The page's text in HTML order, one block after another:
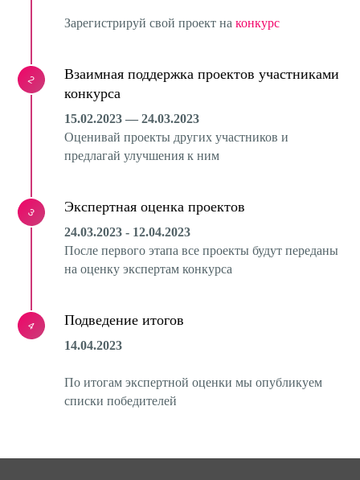
Зарегистрируй свой проект на конкурс
2
Взаимная поддержка проектов участниками
конкурса
15.02.2023 — 24.03.2023
Оценивай проекты других участников и
предлагай улучшения к ним
3 Экспертная оценка проектов
24.03.2023 - 12.04.2023
После первого этапа все проекты будут переданы
на оценку экспертам конкурса
4 Подведение итогов
14.04.2023
По итогам экспертной оценки мы опубликуем
списки победителей